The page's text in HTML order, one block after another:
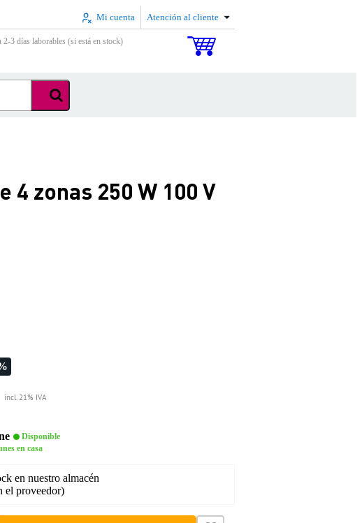
Mi cuenta Atención al cliente
2-3 días laborables (si está en stock)
zonas 250 W 100 V
incl. 21% IVA
Disponible
en casa
en nuestro almacén
el proveedor)